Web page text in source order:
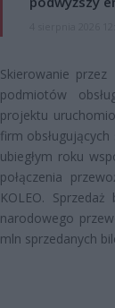
Skierowanie
podmiotów
projektu
firm
ubiegłym roku
połączenia
KOLEO.
narodowego
mln sprzedanych